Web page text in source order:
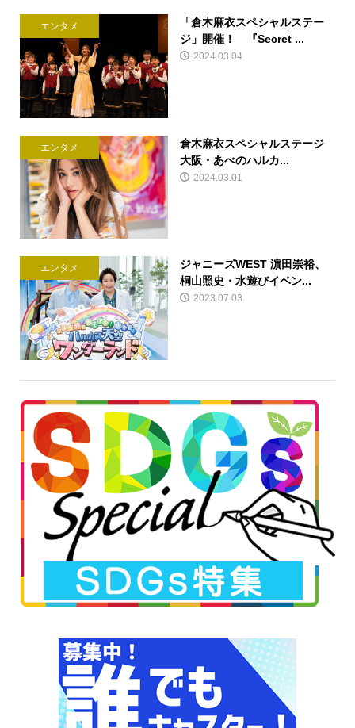
エンタメ
「倉木麻衣スペシャルステー
ジ」開催！ 『Secret ...
2024.03.04
エンタメ
倉木麻衣スペシャルステージ
大阪・あべのハルカ...
2024.03.01
エンタメ
ジャニーズWEST 濵田崇裕、
桐山照史・水遊びイベン...
2023.07.03